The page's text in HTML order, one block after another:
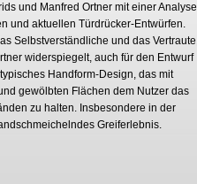
und Manfred Ortner mit einer Analyse
und aktuellen Türdrücker-Entwürfen.
Selbstverständliche und das
widerspiegelt, auch für den Entwurf
Handform-Design, das mit
gewölbten Flächen dem Nutzer das
zu halten. Insbesondere in der
Greiferlebnis.